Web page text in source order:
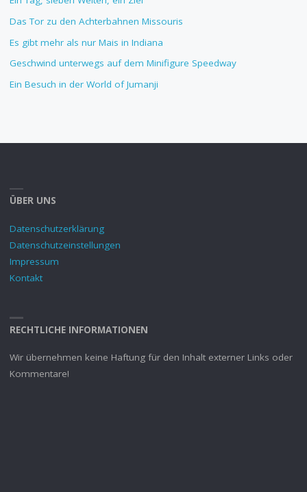
Das Tor zu den Achterbahnen Missouris
Es gibt mehr als nur Mais in Indiana
Geschwind unterwegs auf dem Minifigure Speedway
Ein Besuch in der World of Jumanji
ÜBER UNS
Datenschutzerklärung
Datenschutzeinstellungen
Impressum
Kontakt
RECHTLICHE INFORMATIONEN
Wir übernehmen keine Haftung für den Inhalt externer Links oder
Kommentare!